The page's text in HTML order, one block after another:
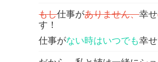
もし仕事がありません、幸せ
す！
仕事がない時はいつでも幸